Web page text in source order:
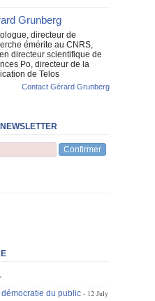
Grunberg
directeur de
émérite au CNRS,
directeur scientifique de
Po, directeur de la
de Telos
Contact Gérard Grunberg
Confirmer
démocratie du public
12 July